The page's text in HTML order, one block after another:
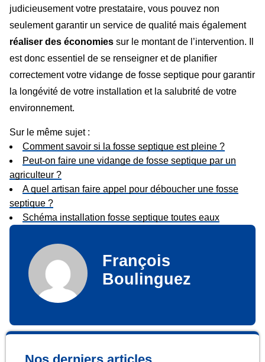
judicieusement votre prestataire, vous pouvez non
seulement garantir un service de qualité mais également
réaliser des économies sur le montant de l’intervention. Il
est donc essentiel de se renseigner et de planifier
correctement votre vidange de fosse septique pour garantir
la longévité de votre installation et la salubrité de votre
environnement.
Sur le même sujet :
Comment savoir si la fosse septique est pleine ?
Peut-on faire une vidange de fosse septique par un
agriculteur ?
A quel artisan faire appel pour déboucher une fosse
septique ?
Schéma installation fosse septique toutes eaux
François
Boulinguez